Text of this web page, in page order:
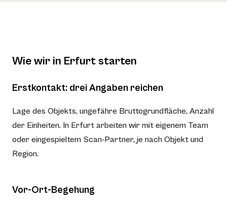
Wie wir in Erfurt starten
Erstkontakt: drei Angaben reichen
Lage des Objekts, ungefähre Bruttogrundfläche, Anzahl
der Einheiten. In Erfurt arbeiten wir mit eigenem Team
oder eingespieltem Scan-Partner, je nach Objekt und
Region.
Vor-Ort-Begehung